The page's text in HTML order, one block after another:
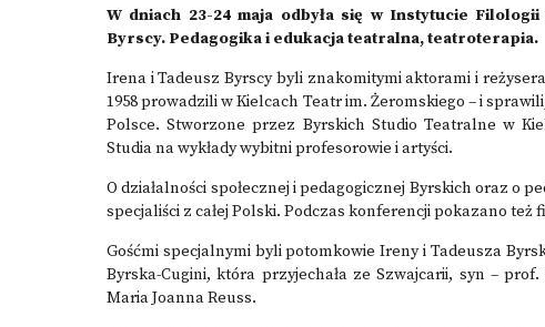
W dniach 23-24 maja odbyła się w Instytucie
Byrscy. Pedagogika i edukacja teatralna, teatroterapia.
Irena i Tadeusz Byrscy byli znakomitymi aktorami i
1958 prowadzili w Kielcach Teatr im. Żeromskiego – i
Polsce. Stworzone przez Byrskich Studio Teatralne w
Studia na wykłady wybitni profesorowie i artyści.
O działalności społecznej i pedagogicznej Byrskich oraz o
specjaliści z całej Polski. Podczas konferencji pokazano
Gośćmi specjalnymi byli potomkowie Ireny i Tadeusza
Byrska-Cugini, która przyjechała ze Szwajcarii, syn –
Maria Joanna Reuss.